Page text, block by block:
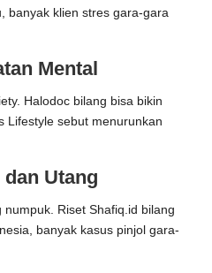
banyak klien stres gara-gara
Mental
Halodoc bilang bisa bikin
Lifestyle sebut menurunkan
Utang
Riset Shafiq.id bilang
banyak kasus pinjol gara-